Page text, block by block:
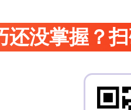
还没掌握？